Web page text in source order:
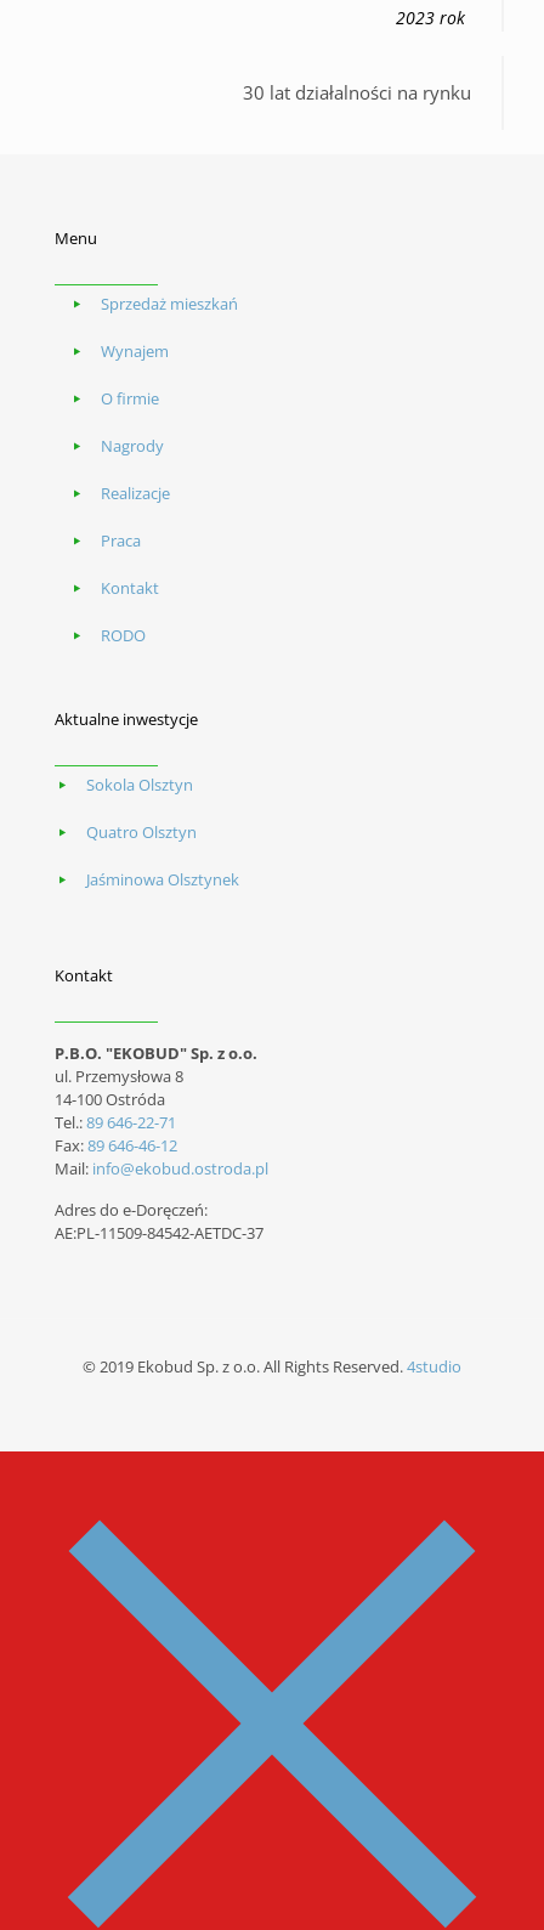
2023 rok
30 lat działalności na rynku
Menu
Sprzedaż mieszkań
Wynajem
O firmie
Nagrody
Realizacje
Praca
Kontakt
RODO
Aktualne inwestycje
Sokola Olsztyn
Quatro Olsztyn
Jaśminowa Olsztynek
Kontakt
P.B.O. "EKOBUD" Sp. z o.o.
ul. Przemysłowa 8
14-100 Ostróda
Tel.:89 646-22-71
Fax:89 646-46-12
Mail: info@ekobud.ostroda.pl
Adres do e-Doręczeń:
AE:PL-11509-84542-AETDC-37
© 2019 Ekobud Sp. z o.o. All Rights Reserved.4studio